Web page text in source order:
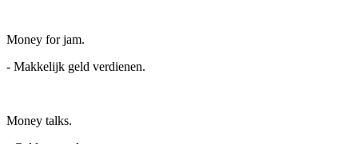
Money for jam.
- Makkelijk geld verdienen.
Money talks.